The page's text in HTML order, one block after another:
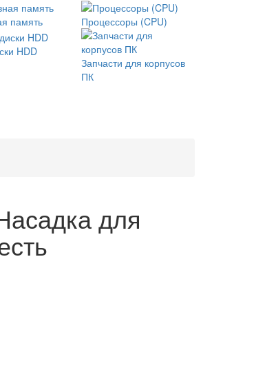
память Процессоры (CPU)
HDD
Запчасти для корпусов
ПК
для